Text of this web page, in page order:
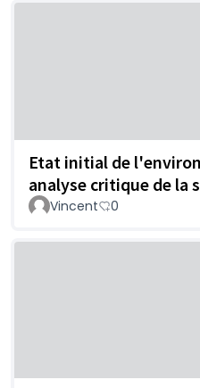
Etat initial de
analyse critique de la
Vincent 0